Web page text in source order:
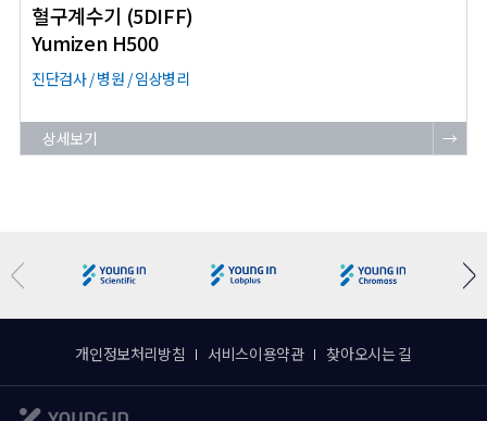
혈구계수기 (5DIFF)
Yumizen H500
진단검사 / 병원 / 임상병리
상세보기 →
개인정보처리방침 서비스이용약관 찾아오시는 길